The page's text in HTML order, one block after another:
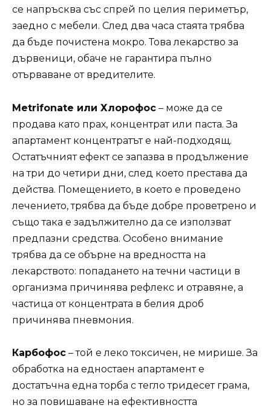
се напръсква със спрей по целия периметър,
заедно с мебели. След два часа стаята трябва
да бъде почистена мокро. Това лекарство за
дървеници, обаче не гарантира пълно
отърваване от вредителите.
Metrifonate или Хлорофос – може да се
продава като прах, концентрат или паста. За
апартамент концентратът е най-подходящ.
Остатъчният ефект се запазва в продължение
на три до четири дни, след което престава да
действа. Помещението, в което е проведено
лечението, трябва да бъде добре проветрено и
също така е задължително да се използват
предпазни средства. Особено внимание
трябва да се обърне на вредността на
лекарството: попадането на течни частици в
организма причинява рефлекс и отравяне, а
частица от концентрата в белия дроб
причинява пневмония.
Карбофос – той е леко токсичен, не мирише. За
обработка на едностаен апартамент е
достатъчна една торба с тегло тридесет грама,
но за повишаване на ефективността